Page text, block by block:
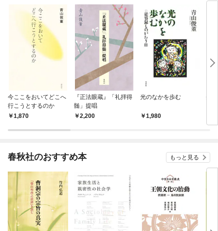
今ここをおいてどこへ
行こうとするのか
1,870
『正法眼蔵』「礼拝得
髄」提唱
2,200
光のなかを歩む
1,980
美
春秋社のおすすめ本 もっと見る